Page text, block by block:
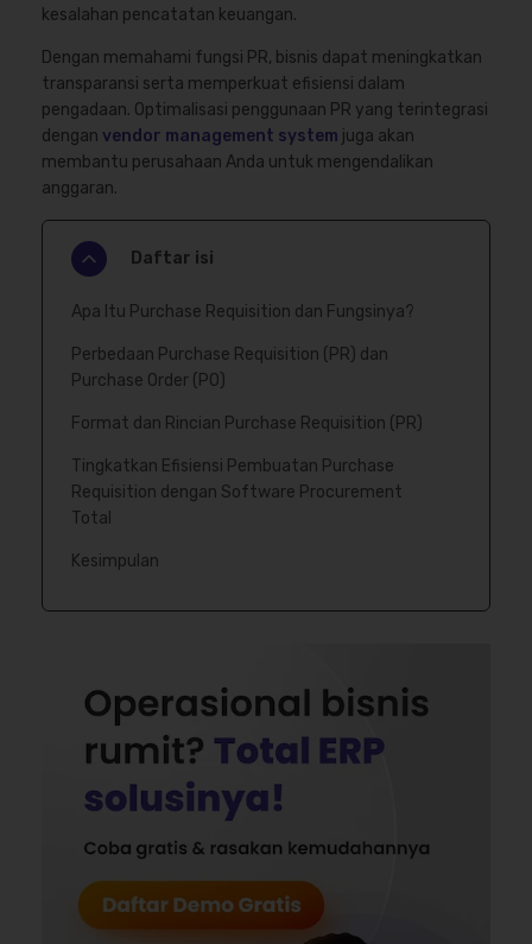
kesalahan pencatatan keuangan.
Dengan memahami fungsi PR, bisnis dapat meningkatkan
transparansi serta memperkuat efisiensi dalam
pengadaan. Optimalisasi penggunaan PR yang terintegrasi
dengan vendor management system juga akan
membantu perusahaan Anda untuk mengendalikan
anggaran.
Daftar isi
Apa Itu Purchase Requisition dan Fungsinya?
Perbedaan Purchase Requisition (PR) dan
Purchase Order (PO)
Format dan Rincian Purchase Requisition (PR)
Tingkatkan Efisiensi Pembuatan Purchase
Requisition dengan Software Procurement
Total
Kesimpulan